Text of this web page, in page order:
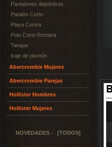
Pantalones deportivos
Patalón Corto
Playa Cortos
Polo Corto Remera
Tanque
traje de plumón
Abercrombie Mujeres
Abercrombie Parejas
Hollister Hombres
Hollister Mujeres
NOVEDADES - [TODOS]